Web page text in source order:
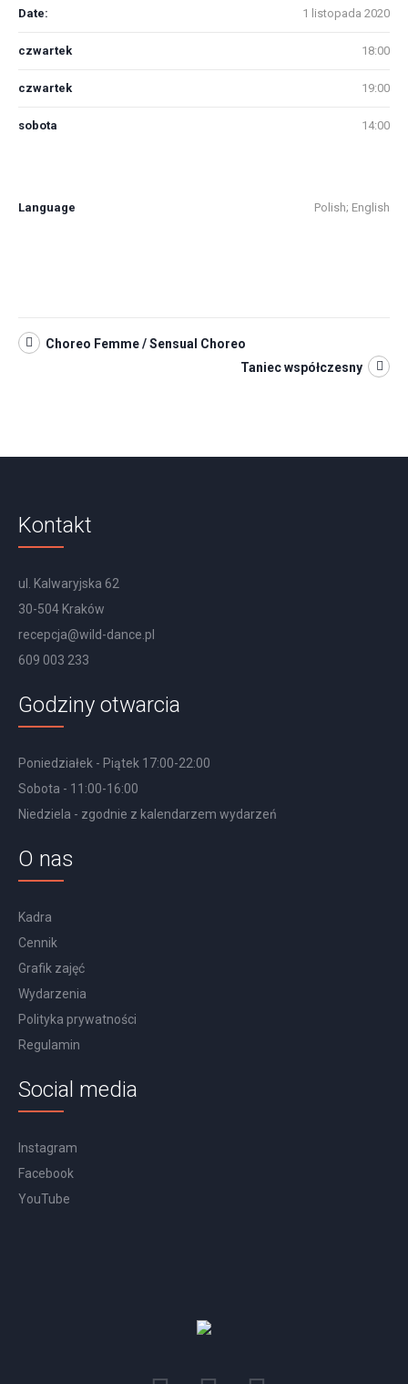
Date: 1 listopada 2020
czwartek 18:00
czwartek 19:00
sobota 14:00
Language Polish; English
Choreo Femme / Sensual Choreo
Taniec współczesny
Kontakt
ul. Kalwaryjska 62
30-504 Kraków
recepcja@wild-dance.pl
609 003 233
Godziny otwarcia
Poniedziałek - Piątek 17:00-22:00
Sobota - 11:00-16:00
Niedziela - zgodnie z kalendarzem wydarzeń
O nas
Kadra
Cennik
Grafik zajęć
Wydarzenia
Polityka prywatności
Regulamin
Social media
Instagram
Facebook
YouTube